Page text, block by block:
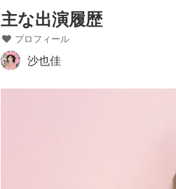
主な出演履歴
プロフィール
沙也佳